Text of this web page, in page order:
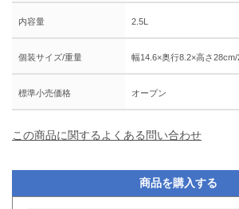
内容量 2.5L
個装サイズ/重量 幅14.6×奥行8.2×高さ28cm/
標準小売価格 オープン
この商品に関するよくある問い合わせ
商品を購入する